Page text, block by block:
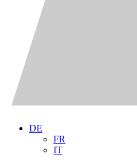
DE
FR
IT